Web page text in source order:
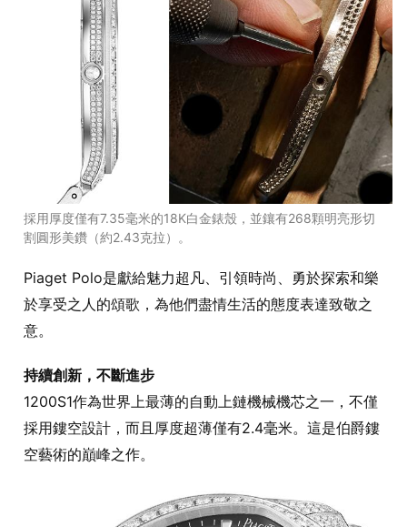
採用厚度僅有7.35毫米的18K白金錶殼，並鑲有268顆明亮形切
割圓形美鑽（約2.43克拉）。
Piaget Polo是獻給魅力超凡、引領時尚、勇於探索和樂
於享受之人的頌歌，為他們盡情生活的態度表達致敬之
意。
持續創新，不斷進步
1200S1作為世界上最薄的自動上鏈機械機芯之一，不僅
採用鏤空設計，而且厚度超薄僅有2.4毫米。這是伯爵鏤
空藝術的巔峰之作。